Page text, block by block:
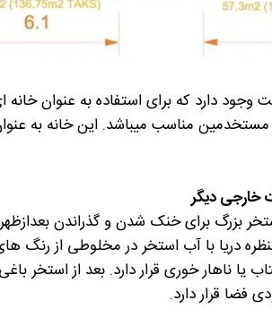
وجود دارد که برای استفاده به عنوان خانه
مستخدمین مناسب میباشد. این خانه به
خارجی دیگر
بزرگ برای خنک شدن و گذراندن
دریا با آب استخر در مخلوطی از رنگ
یا ناهار خوری قرار دارد. بعد از استخر
فضا قرار دارد.